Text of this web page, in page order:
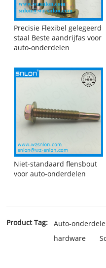
Precisie Flexibel gelegeerd
staal Beste aandrijfas voor
auto-onderdelen
Niet-standaard flensbout
voor auto-onderdelen
Product Tag: Auto-
hardware